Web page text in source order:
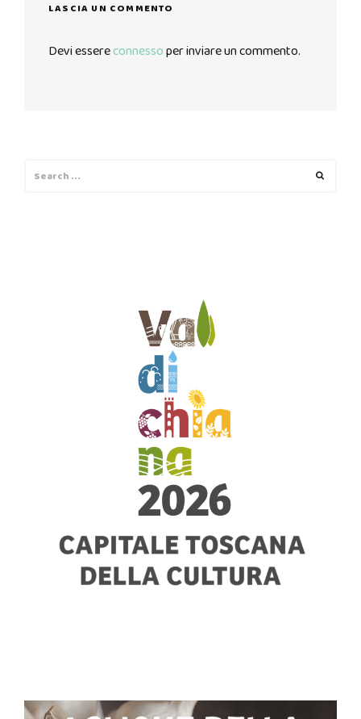
LASCIA UN COMMENTO
Devi essereconnessoper inviare un commento.
for: